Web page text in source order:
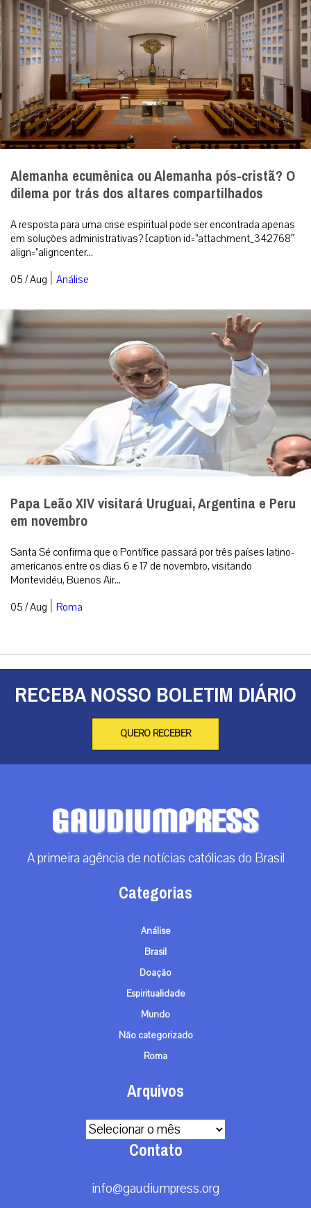
Alemanha ecumênica ou Alemanha pós-cristã? O
dilema por trás dos altares compartilhados
A resposta para uma crise espiritual pode ser encontrada apenas
em soluções administrativas? [caption id=”attachment_342768″
align=”aligncenter...
05 / Aug | Análise
Papa Leão XIV visitará Uruguai, Argentina e Peru
em novembro
Santa Sé confirma que o Pontífice passará por três países latino-
americanos entre os dias 6 e 17 de novembro, visitando
Montevidéu, Buenos Air...
05 / Aug | Roma
RECEBA NOSSO BOLETIM DIÁRIO
QUERO RECEBER
A primeira agência de notícias católicas do Brasil
Categorias
Análise
Brasil
Doação
Espiritualidade
Mundo
Não categorizado
Roma
Arquivos
Arquivos
Contato
info@gaudiumpress.org